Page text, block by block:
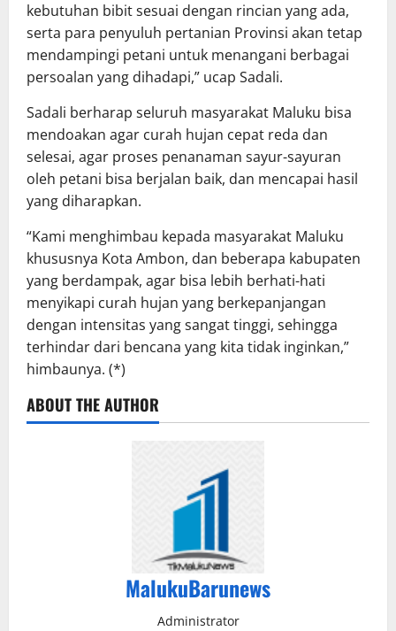
kebutuhan bibit sesuai dengan rincian yang ada,
serta para penyuluh pertanian Provinsi akan tetap
mendampingi petani untuk menangani berbagai
persoalan yang dihadapi,” ucap Sadali.
Sadali berharap seluruh masyarakat Maluku bisa
mendoakan agar curah hujan cepat reda dan
selesai, agar proses penanaman sayur-sayuran
oleh petani bisa berjalan baik, dan mencapai hasil
yang diharapkan.
“Kami menghimbau kepada masyarakat Maluku
khususnya Kota Ambon, dan beberapa kabupaten
yang berdampak, agar bisa lebih berhati-hati
menyikapi curah hujan yang berkepanjangan
dengan intensitas yang sangat tinggi, sehingga
terhindar dari bencana yang kita tidak inginkan,”
himbaunya. (*)
ABOUT THE AUTHOR
MalukuBarunews
Administrator